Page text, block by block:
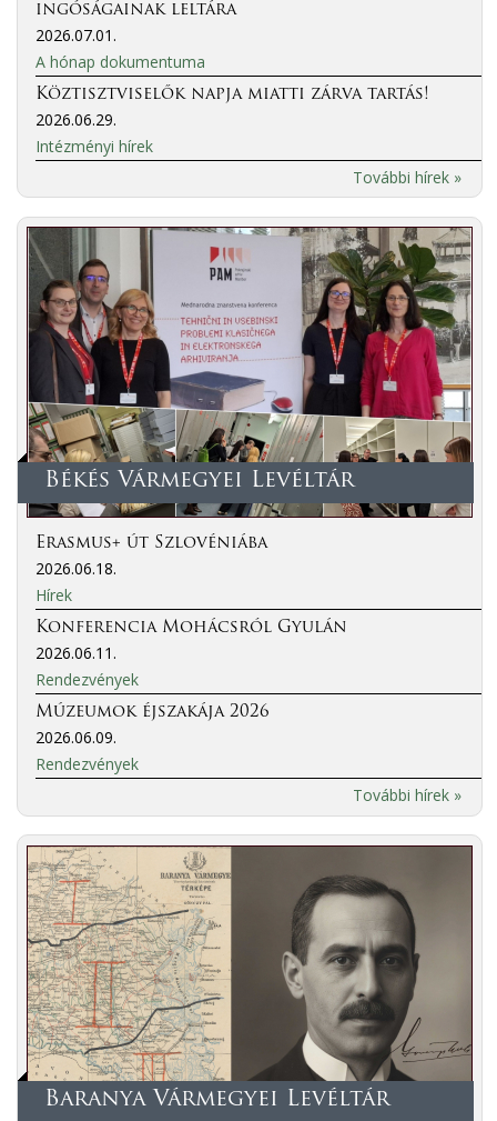
ingóságainak leltára
2026.07.01.
A hónap dokumentuma
Köztisztviselők napja miatti zárva tartás!
2026.06.29.
Intézményi hírek
További hírek »
Békés Vármegyei Levéltár
Erasmus+ út Szlovéniába
2026.06.18.
Hírek
Konferencia Mohácsról Gyulán
2026.06.11.
Rendezvények
Múzeumok éjszakája 2026
2026.06.09.
Rendezvények
További hírek »
Baranya Vármegyei Levéltár